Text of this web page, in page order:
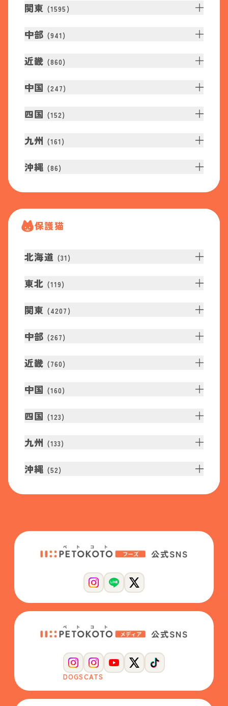
関東 (1595 )
中部 (941 )
近畿 (860)
中国 (247)
四国 (152)
九州 (161 )
沖縄 (86)
保護猫
北海道 (31 )
東北 (119)
関東 (4207 )
中部 (267)
近畿 (760)
中国 (160)
四国 (123)
九州 (133)
沖縄 (52)
DOGSCATS